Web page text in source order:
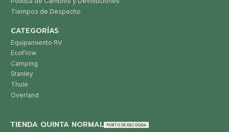
Tiempos de Despacho
CATEGORÍAS
Equipamiento RV
EcoFlow
Camping
Stanley
Thule
Overland
TIENDA QUINTA NORMAL PUNTO DE RECOGIDA